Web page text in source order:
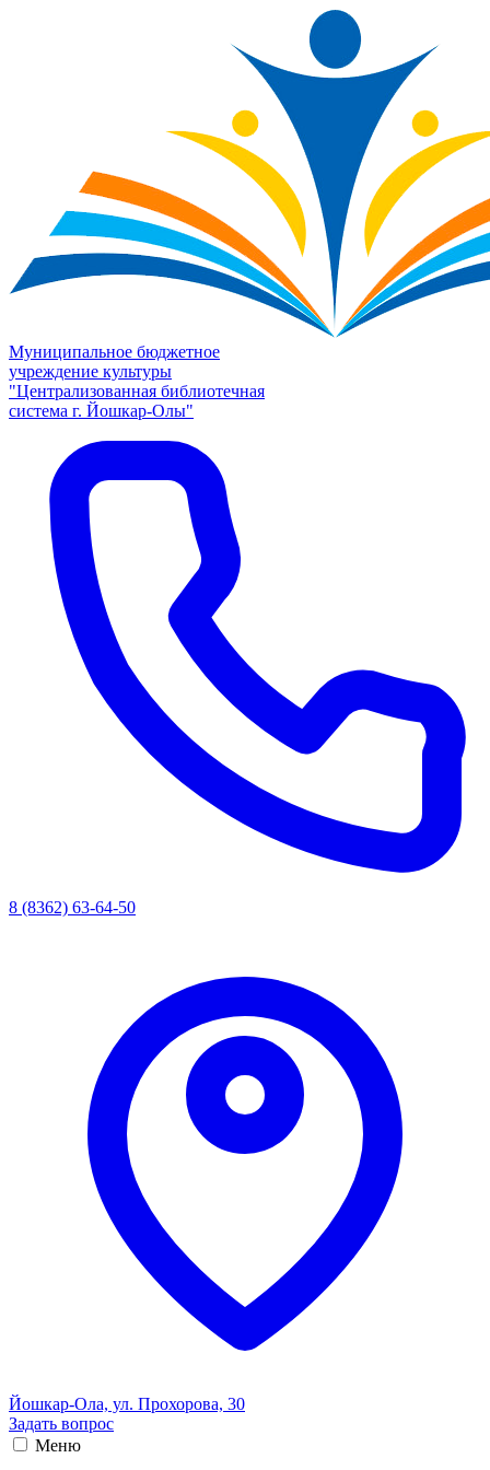
Муниципальное бюджетное
учреждение культуры
"Централизованная библиотечная
система г. Йошкар-Олы"
8 (8362) 63-64-50
Йошкар-Ола, ул. Прохорова, 30
Задать вопрос
Меню